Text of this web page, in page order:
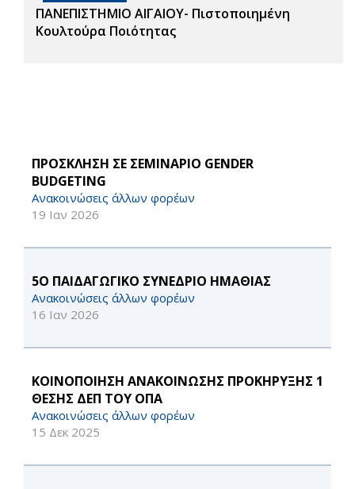
ΠΑΝΕΠΙΣΤΗΜΙΟ ΑΙΓΑΙΟΥ- Πιστοποιημένη
Κουλτούρα Ποιότητας
ΠΡΟΣΚΛΗΣΗ ΣΕ ΣΕΜΙΝΑΡΙΟ GENDER
BUDGETING
Ανακοινώσεις άλλων φορέων
19 Ιαν 2026
5Ο ΠΑΙΔΑΓΩΓΙΚΟ ΣΥΝΕΔΡΙΟ ΗΜΑΘΙΑΣ
Ανακοινώσεις άλλων φορέων
16 Ιαν 2026
ΚΟΙΝΟΠΟΙΗΣΗ ΑΝΑΚΟΙΝΩΣΗΣ ΠΡΟΚΗΡΥΞΗΣ 1
ΘΕΣΗΣ ΔΕΠ ΤΟΥ ΟΠΑ
Ανακοινώσεις άλλων φορέων
15 Δεκ 2025